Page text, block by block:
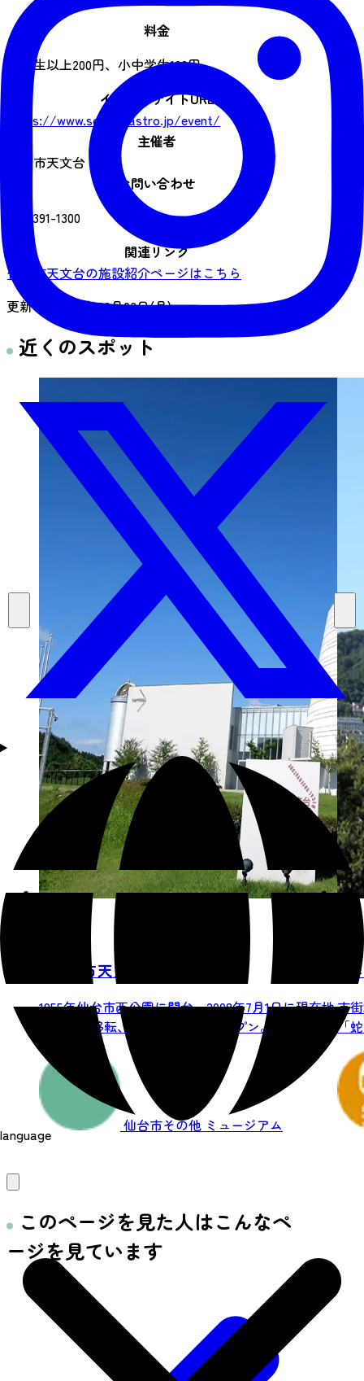
language
料金
高校生以上200円、小中学生100円
イベントサイトURL
https://www.sendai-astro.jp/event/
主催者
仙台市天文台
お問い合わせ
022-391-1300
関連リンク
仙台市天文台の施設紹介ページはこちら
更新日：
2026年08月03日(月)
近くのスポット
仙台市天文台
1955年仙台市西公園に開台。2008年7月1日に現在地
錦ケ丘に移転、リニューアルオープン。満...
仙台市その他 ミュージアム
市
「
このページを見た人はこんなペ
ージを見ています